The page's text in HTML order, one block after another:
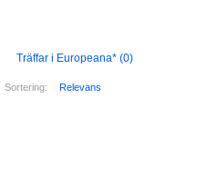
Träffar i Europeana* (0)
Sortering: Relevans